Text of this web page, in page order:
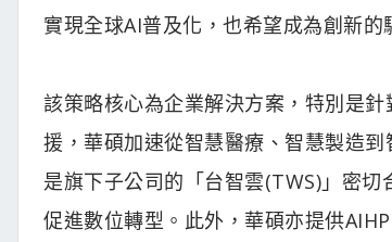
實現全球AI普及化，也希望成為創新
該策略核心為企業解決方案，特別是
援，華碩加速從智慧醫療、智慧製造
是旗下子公司的「台智雲(TWS)」密
促進數位轉型。此外，華碩亦提供